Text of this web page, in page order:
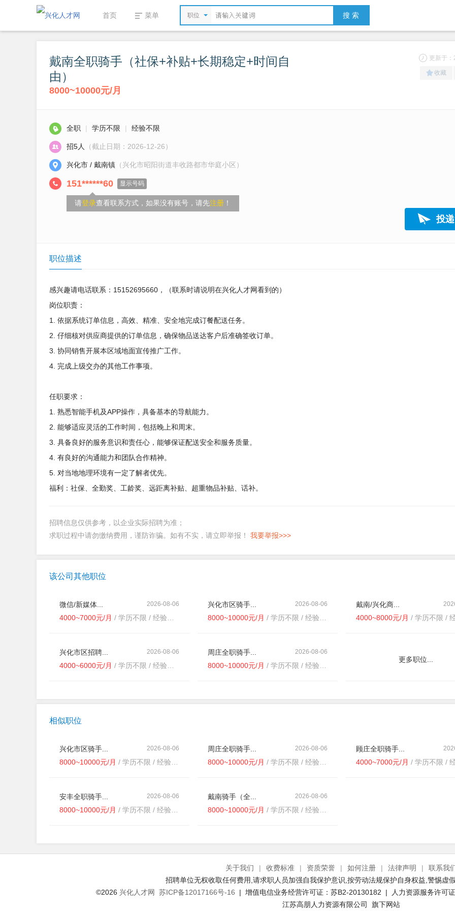
首页 菜单 职位 搜 索
戴南全职骑手（社保+补贴+长期稳定+时间自
由）
8000~10000元/月
更新于
收藏
全职 | 学历不限 | 经验不限
招5人 （截止日期：2026-12-26）
兴化市 / 戴南镇 （兴化市昭阳街道丰收路都市华庭小区）
151******60 显示号码
请登录查看联系方式，如果没有账号，请先注册 ！
投
职位描述
感兴趣请电话联系：15152695660，（联系时请说明在兴化人才网看到的）
岗位职责：
1. 依据系统订单信息，高效、精准、安全地完成订餐配送任务。
2. 仔细核对供应商提供的订单信息，确保物品送达客户后准确签收订单。
3. 协同销售开展本区域地面宣传推广工作。
4. 完成上级交办的其他工作事项。
任职要求：
1. 熟悉智能手机及APP操作，具备基本的导航能力。
2. 能够适应灵活的工作时间，包括晚上和周末。
3. 具备良好的服务意识和责任心，能够保证配送安全和服务质量。
4. 有良好的沟通能力和团队合作精神。
5. 对当地地理环境有一定了解者优先。
福利：社保、全勤奖、工龄奖、远距离补贴、超重物品补贴、话补。
招聘信息仅供参考，以企业实际招聘为准；
求职过程中请勿缴纳费用，谨防诈骗。如有不实，请立即举报！ 我要举报>>>
该公司其他职位
2026-08-06
微信/新媒体...
4000~7000元/月 / 学历不限 / 经验不限
2026-08-06
兴化市区骑手...
8000~10000元/月 / 学历不限 / 经验不限
戴南/兴化商...
4000~8000元/月 / 学历不限 / 经验
2026-08-06
兴化市区招聘...
4000~6000元/月 / 学历不限 / 经验不限
2026-08-06
周庄全职骑手...
8000~10000元/月 / 学历不限 / 经验不限
更多职位...
相似职位
2026-08-06
兴化市区骑手...
8000~10000元/月 / 学历不限 / 经验不限
2026-08-06
周庄全职骑手...
8000~10000元/月 / 学历不限 / 经验不限
顾庄全职骑手...
4000~7000元/月 / 学历不限 / 经验
2026-08-06
安丰全职骑手...
8000~10000元/月 / 学历不限 / 经验不限
2026-08-06
戴南骑手（全...
8000~10000元/月 / 学历不限 / 经验不限
关于我们 | 收费标准 | 资质荣誉 | 如何注册 | 法律声明 |
联系我
招聘单位无权收取任何费用,请求职人员加强自我保护意识,按劳动法规保护自身权益,警惕虚
©2026 兴化人才网 苏ICP备12017166号-16 | 增值电信业务经营许可证：苏B2-20130182 | 人力资源服务许可
江苏高朋人力资源有限公司 旗下网站